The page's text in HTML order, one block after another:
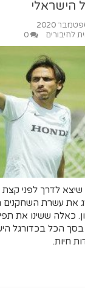
הישראלי
לחיבורים 0
שיצא לדרך לפני
את עשרת השחקנים
כאלה ששינו את
הכל בכדורגל
חיות.